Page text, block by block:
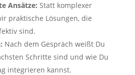
Ansätze: Statt komplexer
praktische Lösungen, die
sind.
Nach dem Gespräch weißt Du
Schritte sind und wie Du
integrieren kannst.